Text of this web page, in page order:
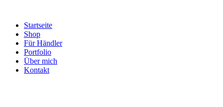
Startseite
Shop
Für Händler
Portfolio
Über mich
Kontakt